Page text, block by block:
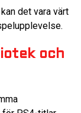
det vara värt
och